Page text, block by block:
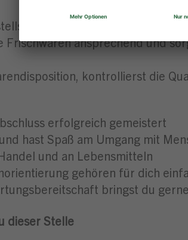
eigene Grillspezialitäten her
Frischwaren ansprechend und
kontrollierst die
erfolgreich gemeistert
hast Spaß am Umgang mit
und an Lebensmitteln
gehören für dich
bringst du
dieser Stelle